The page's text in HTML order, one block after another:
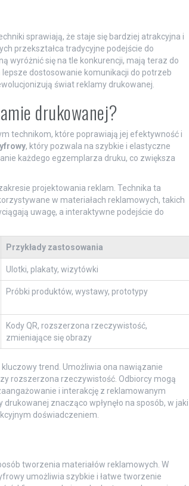
sprawiają, że staje się bardziej atrakcyjna i
przekształca tradycyjne podejście do
wyróżnić się na tle konkurencji, mają teraz do
dostosowanie komunikacji do potrzeb
świat reklamy drukowanej.
drukowanej?
technikom, które poprawiają jej efektywność i
, który pozwala na szybkie i elastyczne
każdego egzemplarza druku, co zwiększa
projektowania reklam. Technika ta
w materiałach reklamowych, takich
uwagę, a interaktywne podejście do
Przykłady zastosowania
Ulotki, plakaty, wizytówki
Próbki produktów, wystawy, prototypy
Kody QR, rozszerzona rzeczywistość,
zmieniające się obrazy
trend. Umożliwia ona nawiązanie
rozszerzona rzeczywistość. Odbiorcy mogą
i interakcję z reklamowanym
znacząco wpłynęło na sposób, w jaki
doświadczeniem.
tworzenia materiałów reklamowych. W
umożliwia szybkie i łatwe tworzenie